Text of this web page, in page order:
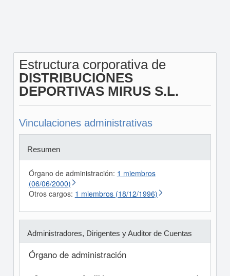
Estructura corporativa de
DISTRIBUCIONES
DEPORTIVAS MIRUS S.L.
Vinculaciones administrativas
Resumen
Órgano de administración: 1 miembros
(06/06/2000)
Otros cargos: 1 miembros (18/12/1996)
Administradores, Dirigentes y Auditor de Cuentas
Órgano de administración